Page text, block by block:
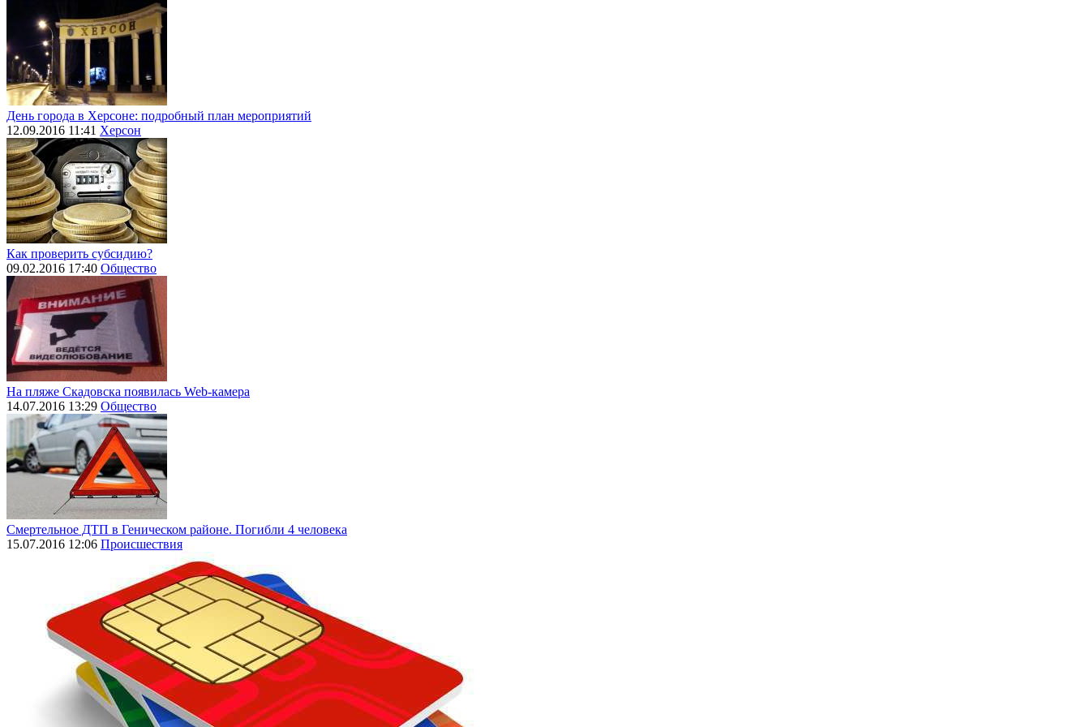
День города в Херсоне: подробный план мероприятий
12.09.2016 11:41 Херсон
Как проверить субсидию?
09.02.2016 17:40 Общество
На пляже Скадовска появилась Web-камера
14.07.2016 13:29 Общество
Смертельное ДТП в Геническом районе. Погибли 4 человека
15.07.2016 12:06 Происшествия